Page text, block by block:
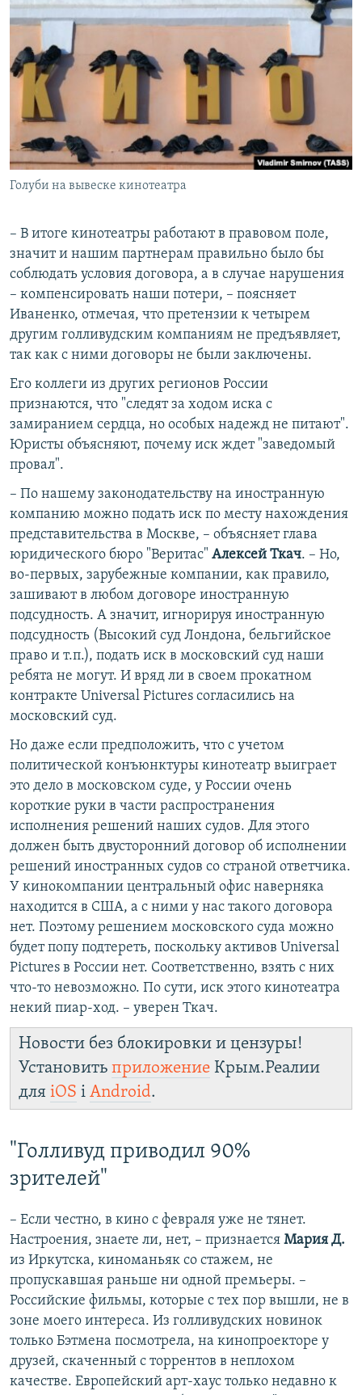
Голуби на вывеске кинотеатра
– В итоге кинотеатры работают в правовом поле,
значит и нашим партнерам правильно было бы
соблюдать условия договора, а в случае нарушения
– компенсировать наши потери, – поясняет
Иваненко, отмечая, что претензии к четырем
другим голливудским компаниям не предъявляет,
так как с ними договоры не были заключены.
Его коллеги из других регионов России
признаются, что "следят за ходом иска с
замиранием сердца, но особых надежд не питают".
Юристы объясняют, почему иск ждет "заведомый
провал".
– По нашему законодательству на иностранную
компанию можно подать иск по месту нахождения
представительства в Москве, – объясняет глава
юридического бюро "Веритас" Алексей Ткач. – Но,
во-первых, зарубежные компании, как правило,
зашивают в любом договоре иностранную
подсудность. А значит, игнорируя иностранную
подсудность (Высокий суд Лондона, бельгийское
право и т.п.), подать иск в московский суд наши
ребята не могут. И вряд ли в своем прокатном
контракте Universal Pictures согласились на
московский суд.
Но даже если предположить, что с учетом
политической конъюнктуры кинотеатр выиграет
это дело в московском суде, у России очень
короткие руки в части распространения
исполнения решений наших судов. Для этого
должен быть двусторонний договор об исполнении
решений иностранных судов со страной ответчика.
У кинокомпании центральный офис наверняка
находится в США, а с ними у нас такого договора
нет. Поэтому решением московского суда можно
будет попу подтереть, поскольку активов Universal
Pictures в России нет. Соответственно, взять с них
что-то невозможно. По сути, иск этого кинотеатра
некий пиар-ход. – уверен Ткач.
Новости без блокировки и цензуры!
Установить приложение Крым.Реалии
для iOS і Android.
"Голливуд приводил 90%
зрителей"
– Если честно, в кино с февраля уже не тянет.
Настроения, знаете ли, нет, – признается Мария Д.
из Иркутска, киноманьяк со стажем, не
пропускавшая раньше ни одной премьеры. –
Российские фильмы, которые с тех пор вышли, не в
зоне моего интереса. Из голливудских новинок
только Бэтмена посмотрела, на кинопроекторе у
друзей, скаченный с торрентов в неплохом
качестве. Европейский арт-хаус только недавно к